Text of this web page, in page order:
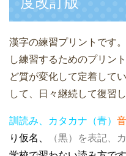
o
o
k
漢字の練習プリントです
し練習するためのプリン
ど質が変化して定着して
して、日々継続して復習
訓読み、カタカナ（青）
り仮名、
（黒）を表記、